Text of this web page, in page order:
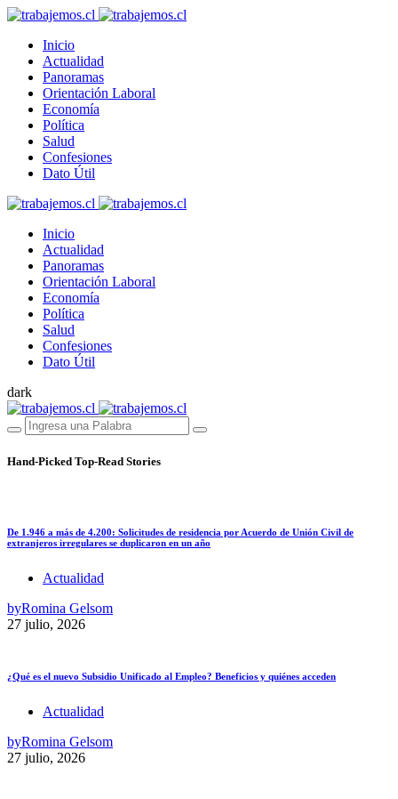
Inicio
Actualidad
Panoramas
Orientación Laboral
Economía
Política
Salud
Confesiones
Dato Útil
Inicio
Actualidad
Panoramas
Orientación Laboral
Economía
Política
Salud
Confesiones
Dato Útil
dark
Hand-Picked Top-Read Stories
De 1.946 a más de 4.200: Solicitudes de residencia por Acuerdo de Unión Civil de
extranjeros irregulares se duplicaron en un año
Actualidad
byRomina Gelsom
27 julio, 2026
¿Qué es el nuevo Subsidio Unificado al Empleo? Beneficios y quiénes acceden
Actualidad
byRomina Gelsom
27 julio, 2026